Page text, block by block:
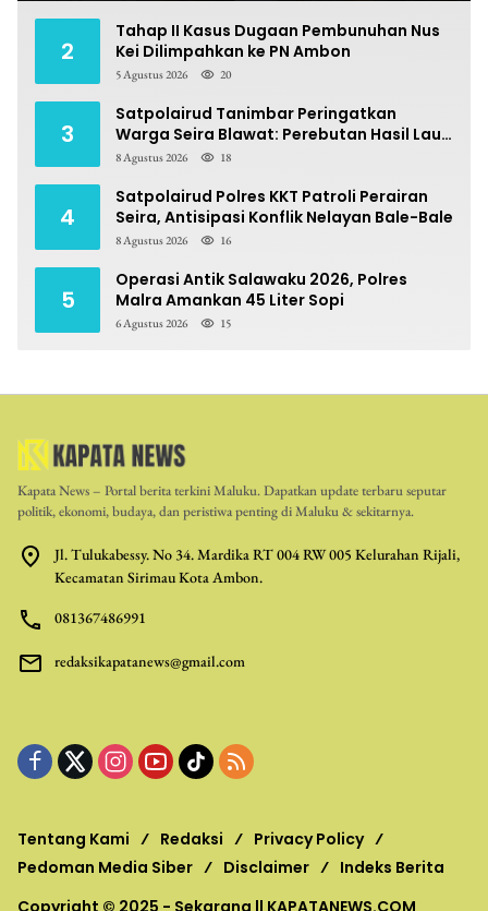
2
Tahap II Kasus Dugaan Pembunuhan Nus
Kei Dilimpahkan ke PN Ambon
5 Agustus 2026 20
3
Satpolairud Tanimbar Peringatkan
Warga Seira Blawat: Perebutan Hasil Laut
Berpotensi Pidana
8 Agustus 2026 18
4
Satpolairud Polres KKT Patroli Perairan
Seira, Antisipasi Konflik Nelayan Bale-Bale
8 Agustus 2026 16
5
Operasi Antik Salawaku 2026, Polres
Malra Amankan 45 Liter Sopi
6 Agustus 2026 15
Kapata News – Portal berita terkini Maluku. Dapatkan update terbaru seputar
politik, ekonomi, budaya, dan peristiwa penting di Maluku & sekitarnya.
Jl. Tulukabessy. No 34. Mardika RT 004 RW 005 Kelurahan Rijali,
Kecamatan Sirimau Kota Ambon.
081367486991
redaksikapatanews@gmail.com
Tentang Kami Redaksi
Privacy Policy
Pedoman Media Siber
Disclaimer
Indeks Berita
Copyright © 2025 - Sekarang || KAPATANEWS.COM